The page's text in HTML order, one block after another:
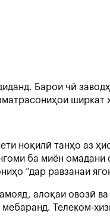
Барои чӣ
ширкат
ноқилӣ танҳо аз
ба миён омадани
“дар равзанаи
алоқаи овозӣ
Телеком-